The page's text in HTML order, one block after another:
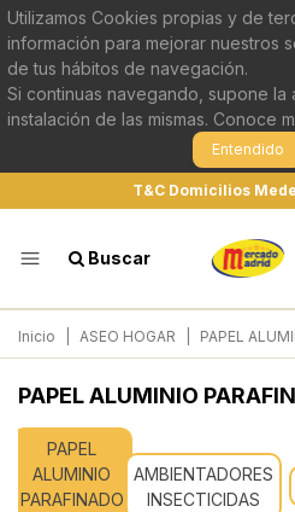
Utilizamos Cookies propias y de
información para mejorar nuestros
de tus hábitos de navegación.
Si continuas navegando, supone la
instalación de las mismas. Conoce
Entendido
T&C Domicilios
Buscar
Inicio ASEO HOGAR PAPEL
PAPEL ALUMINIO
PAPEL
ALUMINIO
PARAFINADO
AMBIENTADORES
INSECTICIDAS